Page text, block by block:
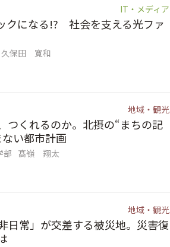
IT・メディア
クになる!? 社会を支える光ファ
久保田 寛和
地域・観光
つくれるのか。北摂の“まちの記
い都市計画
部 髙嶺 翔太
地域・観光
日常」が交差する被災地。災害復